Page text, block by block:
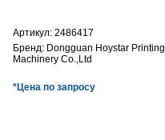
Артикул: 2486417
Бренд: Dongguan Hoystar Printing
Machinery Co.,Ltd
*Цена по запросу